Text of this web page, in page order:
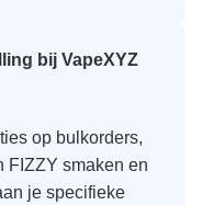
bij VapeXYZ
op bulkorders,
FIZZY smaken en
je specifieke